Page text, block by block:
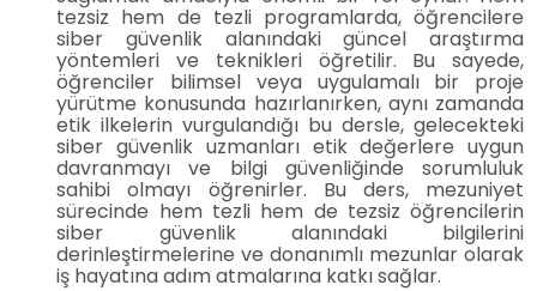
tezsiz hem de tezli programlarda, öğrencilere
siber güvenlik alanındaki güncel araştırma
yöntemleri ve teknikleri öğretilir. Bu sayede,
öğrenciler bilimsel veya uygulamalı bir proje
yürütme konusunda hazırlanırken, aynı zamanda
etik ilkelerin vurgulandığı bu dersle, gelecekteki
siber güvenlik uzmanları etik değerlere uygun
davranmayı ve bilgi güvenliğinde sorumluluk
sahibi olmayı öğrenirler. Bu ders, mezuniyet
sürecinde hem tezli hem de tezsiz öğrencilerin
siber güvenlik alanındaki bilgilerini
derinleştirmelerine ve donanımlı mezunlar olarak
iş hayatına adım atmalarına katkı sağlar.